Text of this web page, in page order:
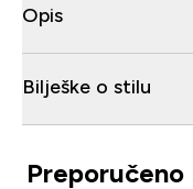
Opis
Bilješke o stilu
Preporučeno